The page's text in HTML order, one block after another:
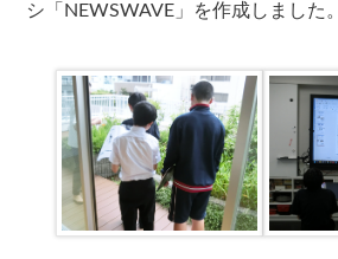
シ「NEWSWAVE」を作成しました。